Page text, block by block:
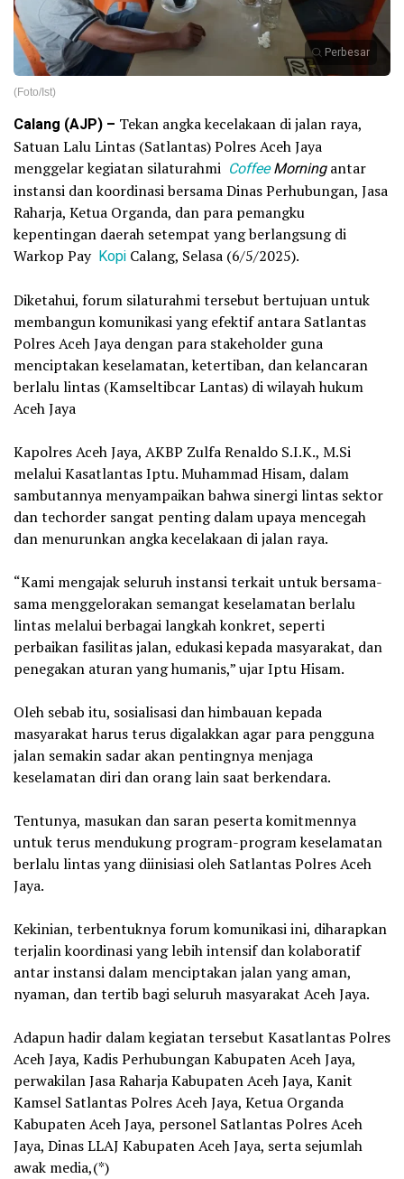
Perbesar
(Foto/Ist)
Calang (AJP) – Tekan angka kecelakaan di jalan raya,
Satuan Lalu Lintas (Satlantas) Polres Aceh Jaya
menggelar kegiatan silaturahmi CoffeeMorningantar
instansi dan koordinasi bersama Dinas Perhubungan, Jasa
Raharja, Ketua Organda, dan para pemangku
kepentingan daerah setempat yang berlangsung di
Warkop Pay Kopi Calang, Selasa (6/5/2025).
‎Diketahui, forum silaturahmi tersebut bertujuan untuk
membangun komunikasi yang efektif antara Satlantas
Polres Aceh Jaya dengan para stakeholder guna
menciptakan keselamatan, ketertiban, dan kelancaran
berlalu lintas (Kamseltibcar Lantas) di wilayah hukum
Aceh Jaya
‎Kapolres Aceh Jaya, AKBP Zulfa Renaldo S.I.K., M.Si
melalui Kasatlantas Iptu. Muhammad Hisam, dalam
sambutannya menyampaikan bahwa sinergi lintas sektor
dan techorder sangat penting dalam upaya mencegah
dan menurunkan angka kecelakaan di jalan raya.
‎“Kami mengajak seluruh instansi terkait untuk bersama-
sama menggelorakan semangat keselamatan berlalu
lintas melalui berbagai langkah konkret, seperti
perbaikan fasilitas jalan, edukasi kepada masyarakat, dan
penegakan aturan yang humanis,” ujar Iptu Hisam.
‎Oleh sebab itu, sosialisasi dan himbauan kepada
masyarakat harus terus digalakkan agar para pengguna
jalan semakin sadar akan pentingnya menjaga
keselamatan diri dan orang lain saat berkendara.
‎Tentunya, masukan dan saran peserta komitmennya
untuk terus mendukung program-program keselamatan
berlalu lintas yang diinisiasi oleh Satlantas Polres Aceh
Jaya.
‎Kekinian, terbentuknya forum komunikasi ini, diharapkan
terjalin koordinasi yang lebih intensif dan kolaboratif
antar instansi dalam menciptakan jalan yang aman,
nyaman, dan tertib bagi seluruh masyarakat Aceh Jaya.
‎Adapun hadir dalam kegiatan tersebut Kasatlantas Polres
Aceh Jaya, Kadis Perhubungan Kabupaten Aceh Jaya,
perwakilan Jasa Raharja Kabupaten Aceh Jaya, Kanit
Kamsel Satlantas Polres Aceh Jaya, Ketua Organda
Kabupaten Aceh Jaya, personel Satlantas Polres Aceh
Jaya, Dinas LLAJ Kabupaten Aceh Jaya, serta sejumlah
awak media,(*)